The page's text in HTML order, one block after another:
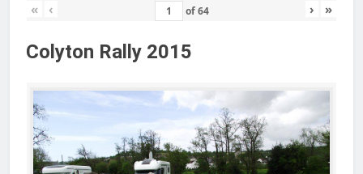
« ‹ of64 › »
Colyton Rally 2015